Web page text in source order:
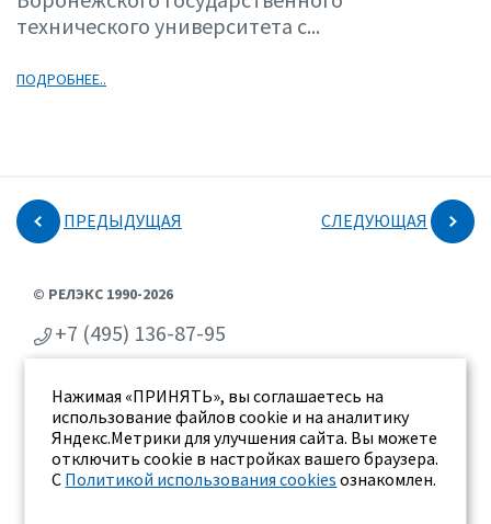
технического университета с...
ПОДРОБНЕЕ..
ПРЕДЫДУЩАЯ СЛЕДУЮЩАЯ
Нажимая «ПРИНЯТЬ», вы соглашаетесь на
использование файлов cookie и на аналитику
Яндекс.Метрики для улучшения сайта. Вы можете
отключить cookie в настройках вашего браузера.
С Политикой использования cookies ознакомлен.
© РЕЛЭКС 1990-2026
+7 (495) 136-87-95
г. Воронеж, ул. Бахметьева 2Б